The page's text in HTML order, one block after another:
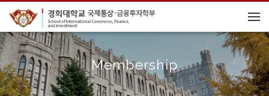
메뉴 건너뛰기
Membership